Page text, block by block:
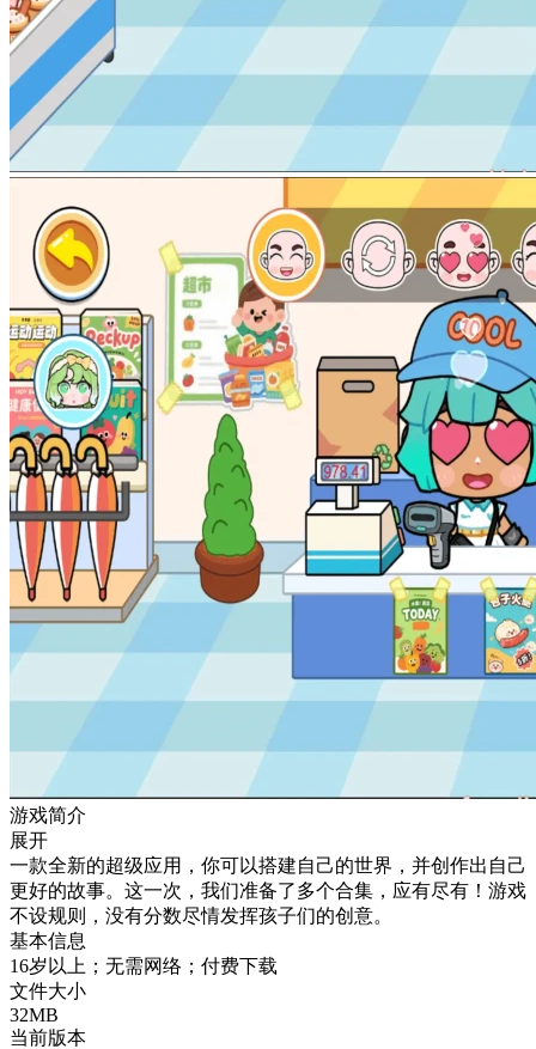
游戏简介
展开
一款全新的超级应用，你可以搭建自己的世界，并创作出自己
更好的故事。这一次，我们准备了多个合集，应有尽有！游戏
不设规则，没有分数尽情发挥孩子们的创意。
基本信息
16岁以上；无需网络；付费下载
文件大小
32MB
当前版本